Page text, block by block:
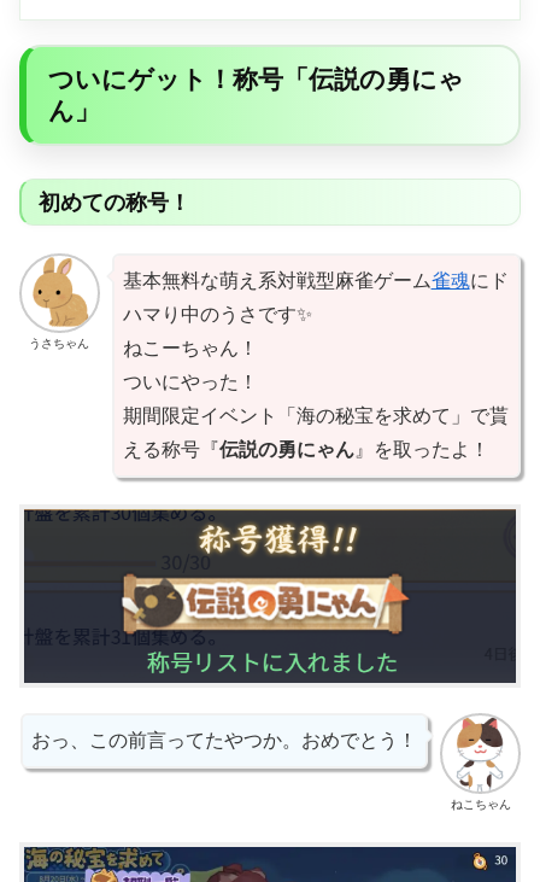
ついにゲット！称号「伝説の勇にゃ
ん」
初めての称号！
うさちゃん
基本無料な萌え系対戦型麻雀ゲーム雀魂にド
ハマり中のうさです✨
ねこーちゃん！
ついにやった！
期間限定イベント「海の秘宝を求めて」で貰
える称号『伝説の勇にゃん』を取ったよ！
ねこちゃん
おっ、この前言ってたやつか。おめでとう！